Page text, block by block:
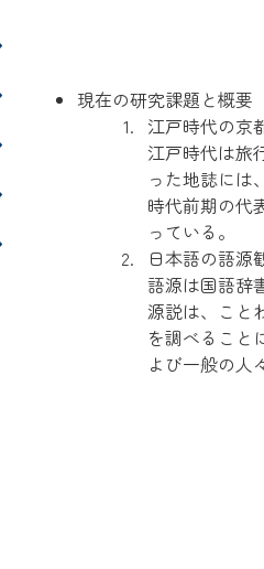
現在の研究課題と概要
江戸時代の京
江戸時代は旅
った地誌には
時代前期の代
っている。
日本語の語源
語源は国語辞
源説は、こと
を調べること
よび一般の人